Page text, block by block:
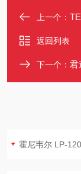
上一个：
返回列表
下一个： 君